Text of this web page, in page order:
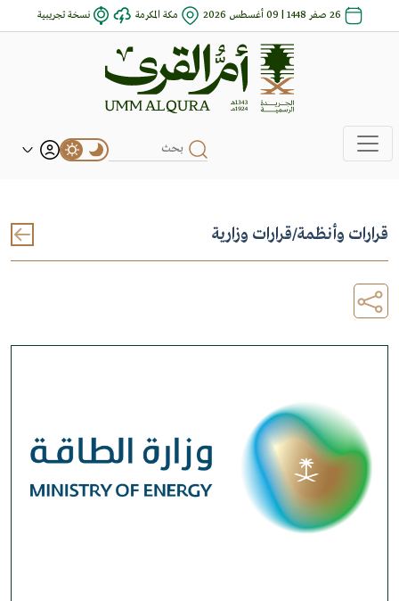
26 صفر 1448 | 09 أغسطس 2026 مكة المكرمة نسخة تجريبية
قرارات وأنظمة/قرارات وزارية